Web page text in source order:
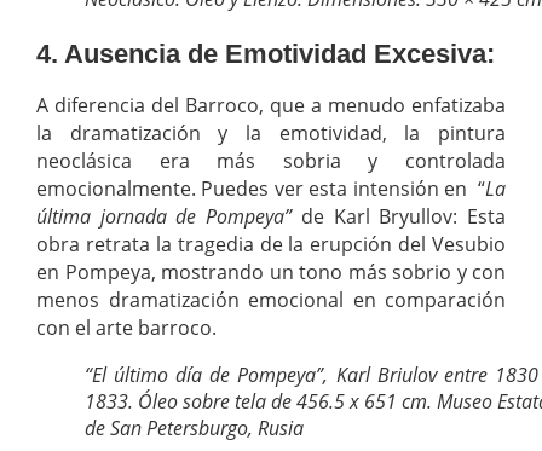
4. Ausencia de Emotividad Excesiva:
A diferencia del Barroco, que a menudo enfatizaba
la dramatización y la emotividad, la pintura
neoclásica era más sobria y controlada
emocionalmente. Puedes ver esta intensión en “La
última jornada de Pompeya”de Karl Bryullov: Esta
obra retrata la tragedia de la erupción del Vesubio
en Pompeya, mostrando un tono más sobrio y con
menos dramatización emocional en comparación
con el arte barroco.
“El último día de Pompeya”, Karl Briulov entre
1833. Óleo sobre tela de 456.5 x 651 cm. Museo
de San Petersburgo, Rusia